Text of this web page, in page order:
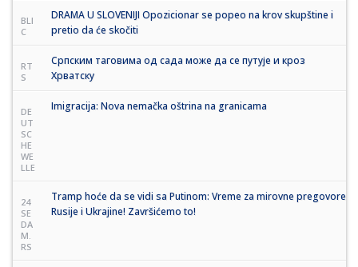
BLI
C
DRAMA U SLOVENIJI Opozicionar se popeo na krov skupštine i
pretio da će skočiti
RT
S
Српским таговима од сада може да се путује и кроз
Хрватску
DE
UT
SC
HE
WE
LLE
Imigracija: Nova nemačka oštrina na granicama
24
SE
DA
M.
RS
Tramp hoće da se vidi sa Putinom: Vreme za mirovne pregovore
Rusije i Ukrajine! Završićemo to!